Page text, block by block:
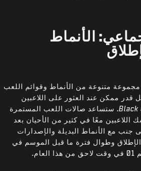
الأنماط
متنوعة من الأنماط وقوائم اللعب
قدر ممكن عند العثور على اللاعبين
Black. ستساعد صالات اللعب المستمرة
معًا في كثير من الأحيان بعد
جنب مع الأنماط البديلة والإصدارات
الإطلاق وطوال فترة ما قبل الموسم في